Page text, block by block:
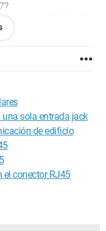
pero no consigo que
ambos lados
que podré
se trata de
sola entrada jack
de edificio
el conector RJ45